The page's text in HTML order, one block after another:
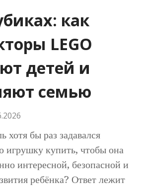
как
LEGO
детей и
семью
хотя бы раз задавался
игрушку купить, чтобы она
интересной, безопасной и
ребёнка? Ответ лежит